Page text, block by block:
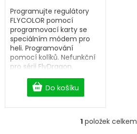
Do košíku
Programujte regulátory
FLYCOLOR pomocí
programovací karty se
speciálním módem pro
heli. Programování
pomocí kolíků. Nefunkční
pro sérii FlyDragon.
O
1položek celkem